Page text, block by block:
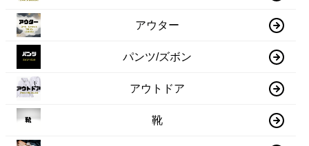
アウター
パンツ/ズボン
アウトドア
靴